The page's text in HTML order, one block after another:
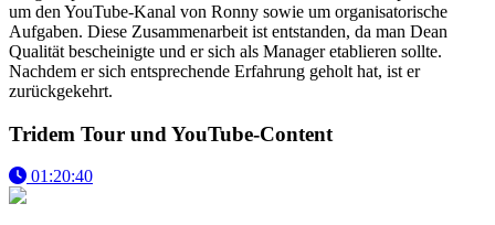
um den YouTube-Kanal von Ronny sowie um organisatorische
Aufgaben. Diese Zusammenarbeit ist entstanden, da man Dean
Qualität bescheinigte und er sich als Manager etablieren sollte.
Nachdem er sich entsprechende Erfahrung geholt hat, ist er
zurückgekehrt.
Tridem Tour und YouTube-Content
01:20:40